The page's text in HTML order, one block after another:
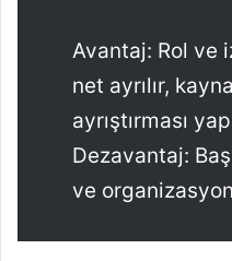
Avantaj: Rol ve
net ayrılır,
ayrıştırması
Dezavantaj:
ve